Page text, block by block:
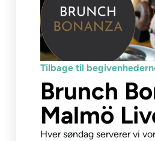
Tilbage til
Brunch
Malmö
Hver søndag serverer vi